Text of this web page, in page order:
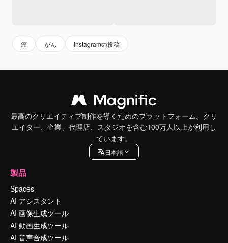
癌 がん instagramの投稿
最高のクリエイティブ制作を導くためのプラットフォーム。クリ
エイター、企業、代理店、スタジオを含む100万人以上が利用し
ています。
日本語
製品
Spaces
AI アシスタント
AI 画像生成ツール
AI 動画生成ツール
AI 音声合成ツール